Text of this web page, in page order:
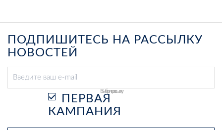
ПОДПИШИТЕСЬ НА РАССЫЛКУ
НОВОСТЕЙ
Выберите рассылку
ПЕРВАЯ
КАМПАНИЯ